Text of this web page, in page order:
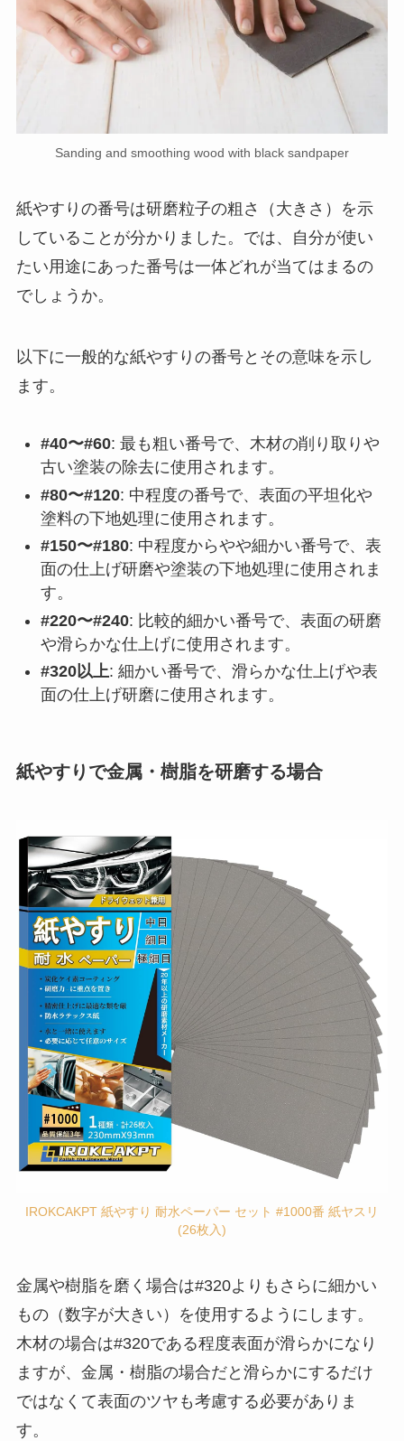
Sanding and smoothing wood with black sandpaper
紙やすりの番号は研磨粒子の粗さ（大きさ）を示
していることが分かりました。では、自分が使い
たい用途にあった番号は一体どれが当てはまるの
でしょうか。
以下に一般的な紙やすりの番号とその意味を示し
ます。
#40〜#60: 最も粗い番号で、木材の削り取りや
古い塗装の除去に使用されます。
#80〜#120: 中程度の番号で、表面の平坦化や
塗料の下地処理に使用されます。
#150〜#180: 中程度からやや細かい番号で、表
面の仕上げ研磨や塗装の下地処理に使用されま
す。
#220〜#240: 比較的細かい番号で、表面の研磨
や滑らかな仕上げに使用されます。
#320以上: 細かい番号で、滑らかな仕上げや表
面の仕上げ研磨に使用されます。
紙やすりで金属・樹脂を研磨する場合
IROKCAKPT 紙やすり 耐水ペーパー セット #1000番 紙ヤスリ
(26枚入)
金属や樹脂を磨く場合は#320よりもさらに細かい
もの（数字が大きい）を使用するようにします。
木材の場合は#320である程度表面が滑らかになり
ますが、金属・樹脂の場合だと滑らかにするだけ
ではなくて表面のツヤも考慮する必要がありま
す。